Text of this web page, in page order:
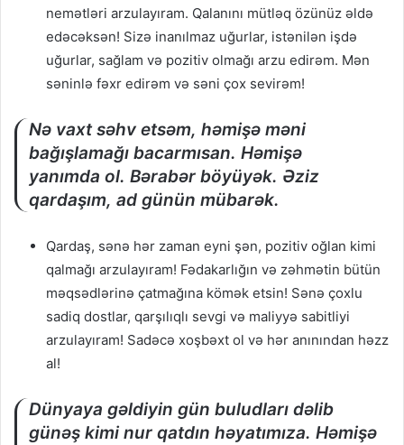
nemətləri arzulayıram. Qalanını mütləq özünüz əldə
edəcəksən! Sizə inanılmaz uğurlar, istənilən işdə
uğurlar, sağlam və pozitiv olmağı arzu edirəm. Mən
səninlə fəxr edirəm və səni çox sevirəm!
Nə vaxt səhv etsəm, həmişə məni
bağışlamağı bacarmısan. Həmişə
yanımda ol. Bərabər böyüyək. Əziz
qardaşım, ad günün mübarək.
Qardaş, sənə hər zaman eyni şən, pozitiv oğlan kimi
qalmağı arzulayıram! Fədakarlığın və zəhmətin bütün
məqsədlərinə çatmağına kömək etsin! Sənə çoxlu
sadiq dostlar, qarşılıqlı sevgi və maliyyə sabitliyi
arzulayıram! Sadəcə xoşbəxt ol və hər anınından həzz
al!
Dünyaya gəldiyin gün buludları dəlib
günəş kimi nur qatdın həyatımıza. Həmişə